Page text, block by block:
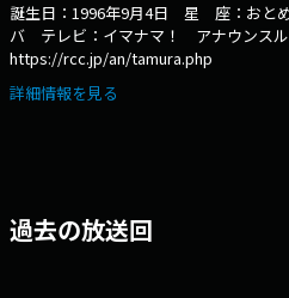
誕生日：1996年9月4日 星 座：おと
バ テレビ：イマナマ！ アナウンス
https://rcc.jp/an/tamura.php
詳細情報を見る
過去の放送回